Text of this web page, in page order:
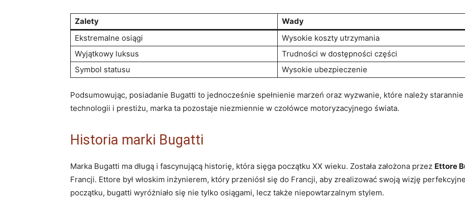
Zalety
Wady
Ekstremalne osiągi
Wysokie koszty utrzymania
Wyjątkowy luksus
Trudności w dostępności części
Symbol statusu
Wysokie ubezpieczenie
Podsumowując, posiadanie Bugatti to jednocześnie spełnienie marzeń oraz wyzwanie, które należy
technologii i prestiżu, marka ta pozostaje niezmiennie w czołówce motoryzacyjnego świata.
Historia marki Bugatti
Marka Bugatti ma długą i fascynującą historię, która sięga początku XX wieku. Została założona przez Ettore
Francji. Ettore był włoskim inżynierem, który przeniósł się do Francji, aby zrealizować swoją wizję
początku, bugatti wyróżniało się nie tylko osiągami, lecz także niepowtarzalnym stylem.